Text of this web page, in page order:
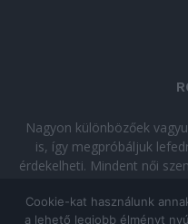
Nagyon különbözőek
is, így megpróbáljuk
érdekelheti. Mindent női
Cookie-kat használunk
a lehető legjobb élményt